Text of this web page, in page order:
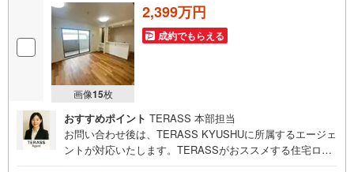
画像15枚
2,399万円
成約でもらえる
おすすめポイント TERASS 本部担当
お問い合わせ後は、TERASS KYUSHUに所属するエージェ
ントが対応いたします。TERASSがおススメする住宅ロー